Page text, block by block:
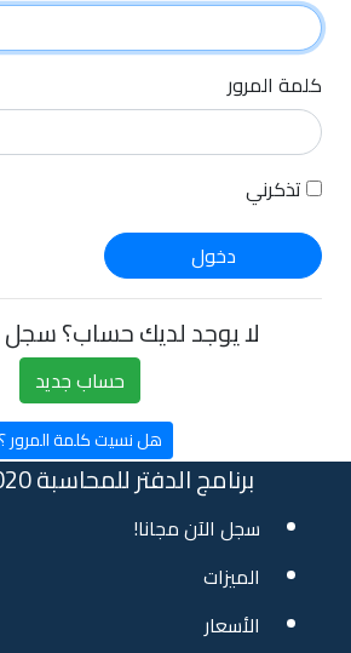
كلمة المرور
تذكرني
لا يوجد لديك حساب؟ سجل
حساب جديد
هل نسيت كلمة المرور
برنامج الدفتر للمحاسبة 2020 - 2026
سجل الآن مجانا!
الميزات
الأسعار